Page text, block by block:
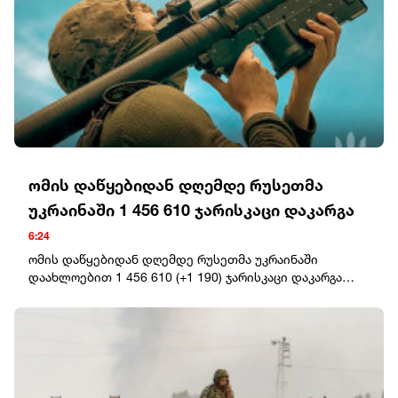
მითითებულია, რომ ფართომასშტაბიანი საომარი
მოქმედებების ფაზაში კონფლიქტი გადავიდა სწორედ
ამ ფაქტის შემდეგ, როდესაც სააკაშვილის სისხლიანმა
რეჟიმმა დაბომბა ცხინვალი“, - განაცხადა კობახიძემ.
ომის დაწყებიდან დღემდე რუსეთმა
უკრაინაში 1 456 610 ჯარისკაცი დაკარგა
6:24
ომის დაწყებიდან დღემდე რუსეთმა უკრაინაში
დაახლოებით 1 456 610 (+1 190) ჯარისკაცი დაკარგა
ჯამური საბრძოლო დანაკარგი უკრაინაში 25.02.22-დან
099 (+1), საარტილერიო სისტემები – 47 580 (+58),
მრავალჯერადი სარაკეტო სისტემა – 2 009 (+1).საჰაერო
თავდაცვის სისტემები – 1 556 (+6), თვითმფრინავები –